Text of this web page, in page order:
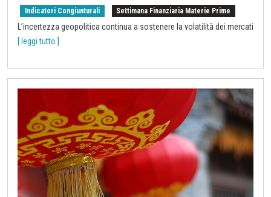
Indicatori Congiunturali Settimana Finanziaria Materie Prime
L’incertezza geopolitica continua a sostenere la volatilità dei mercati
[ leggi tutto ]